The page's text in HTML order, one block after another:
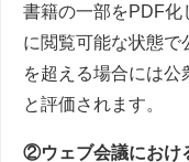
書籍の一部をPDF化
に閲覧可能な状態で
を超える場合には公
と評価されます。
②ウェブ会議におけ